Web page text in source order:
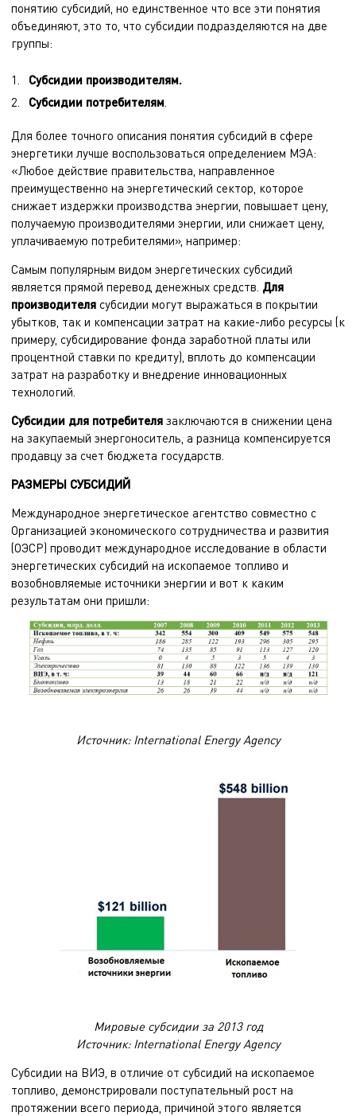
понятию субсидий, но единственное что все эти понятия
объединяют, это то, что субсидии подразделяются на две
группы:
Субсидии производителям.
Субсидии потребителям
Для более точного описания понятия субсидий в сфере
энергетики лучше воспользоваться определением МЭА:
«Любое действие правительства, направленное
преимущественно на энергетический сектор, которое
снижает издержки производства энергии, повышает цену,
получаемую производителями энергии, или снижает цену,
уплачиваемую потребителями», например:
Самым популярным видом энергетических субсидий
является прямой перевод денежных средств. Для
производителя субсидии могут выражаться в покрытии
убытков, так и компенсации затрат на какие-либо ресурсы (к
примеру, субсидирование фонда заработной платы или
процентной ставки по кредиту), вплоть до компенсации
затрат на разработку и внедрение инновационных
технологий.
Субсидии для потребителя заключаются в снижении цена
на закупаемый энергоноситель, а разница компенсируется
продавцу за счет бюджета государств.
РАЗМЕРЫ СУБСИДИЙ
Международное энергетическое агентство совместно с
Организацией экономического сотрудничества и развития
(ОЭСР) проводит международное исследование в области
энергетических субсидий на ископаемое топливо и
возобновляемые источники энергии и вот к каким
результатам они пришли:
Источник: International Energy Agency
Мировые субсидии за 2013 год
Источник: International Energy Agency
Субсидии на ВИЭ, в отличие от субсидий на ископаемое
топливо, демонстрировали поступательный рост на
протяжении всего периода, причиной этого является